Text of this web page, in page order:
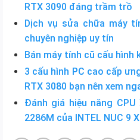
RTX 3090 đáng trầm trồ
Dịch vụ sửa chữa máy
chuyên nghiệp uy tín
Bán máy tính cũ cấu hình
3 cấu hình PC cao cấp
RTX 3080 bạn nên xem
Đánh giá hiệu năng CPU
2286M của INTEL NUC 9